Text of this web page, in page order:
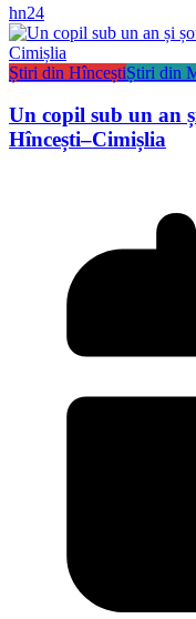
hn24
Știri din HînceștiȘtiri din
Un copil sub un an
Hîncești–Cimișlia